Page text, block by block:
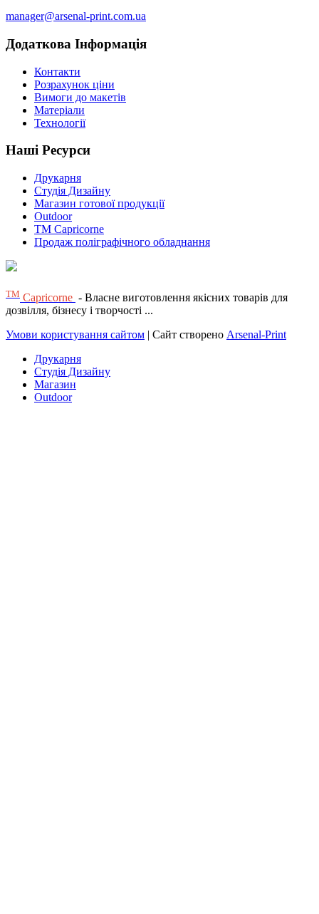
manager@arsenal-print.com.ua
Додаткова Інформація
Контакти
Розрахунок ціни
Вимоги до макетів
Матеріали
Технології
Наші Ресурси
Друкарня
Студія Дизайну
Магазин готової продукції
Outdoor
TM Capricorne
Продаж поліграфічного обладнання
ТМ Capricorne - Власне виготовлення якісних товарів для
дозвілля, бізнесу і творчості ...
Умови користування сайтом | Сайт створено Arsenal-Print
Друкарня
Студія Дизайну
Магазин
Outdoor